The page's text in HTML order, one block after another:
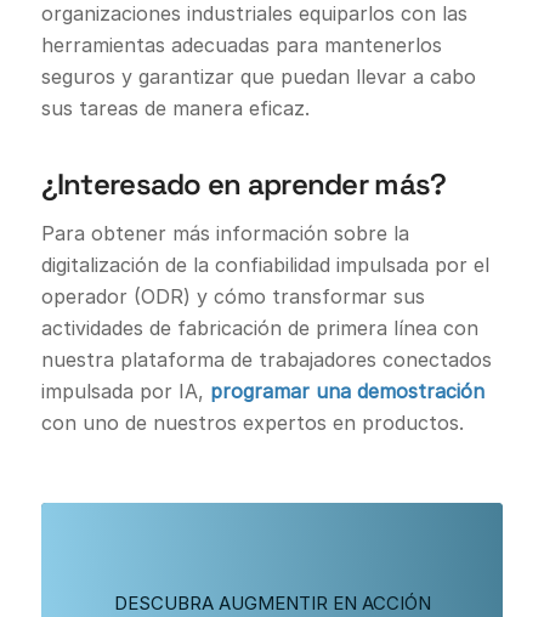
organizaciones industriales equiparlos con las
herramientas adecuadas para mantenerlos
seguros y garantizar que puedan llevar a cabo
sus tareas de manera eficaz.
¿Interesado en aprender más?
Para obtener más información sobre la
digitalización de la confiabilidad impulsada por el
operador (ODR) y cómo transformar sus
actividades de fabricación de primera línea con
nuestra plataforma de trabajadores conectados
impulsada por IA, programar una demostración
con uno de nuestros expertos en productos.
DESCUBRA AUGMENTIR EN ACCIÓN